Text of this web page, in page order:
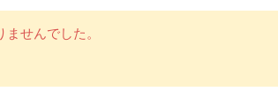
せんでした。